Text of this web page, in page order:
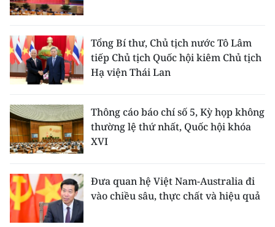
CÁC CHUYÊN TRANG
VỀ BÁO NHÂN DÂN
THỜI NAY
NHÂN DÂN CUỐI TUẦN
NHÂN DÂN HẰNG THÁNG
ĐỌC BÁO IN
Tổng Bí thư, Chủ tịch nước Tô Lâm
tiếp Chủ tịch Quốc hội kiêm Chủ tịch
Hạ viện Thái Lan
Thông cáo báo chí số 5, Kỳ họp không
thường lệ thứ nhất, Quốc hội khóa
XVI
Đưa quan hệ Việt Nam-Australia đi
vào chiều sâu, thực chất và hiệu quả